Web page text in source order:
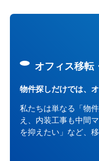
オフィス移転
物件探しだけでは、
私たちは単なる「物
え、内装工事も中間
を抑えたい」など、